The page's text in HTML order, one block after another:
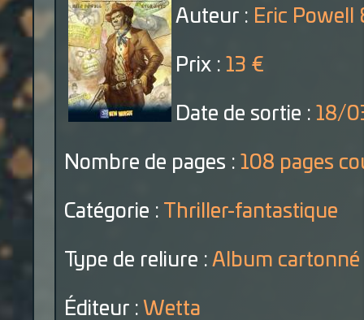
Auteur : Eric Powell
Prix : 13 €
Date de sortie : 18/
Nombre de pages : 108 pages
Catégorie : Thriller-fantastique
Type de reliure : Album cartonné
Éditeur : Wetta